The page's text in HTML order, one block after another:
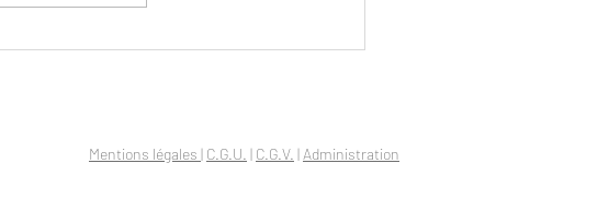
Mentions légales | C.G.U. | C.G.V. | Administration